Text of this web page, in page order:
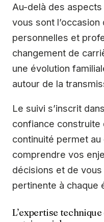
Au-delà des
vous sont
personnelles et
changement de
une évolution
autour de la
Le suivi s’inscrit
confiance construite
continuité permet
comprendre vos
décisions et de
pertinente à chaque
L’expertise